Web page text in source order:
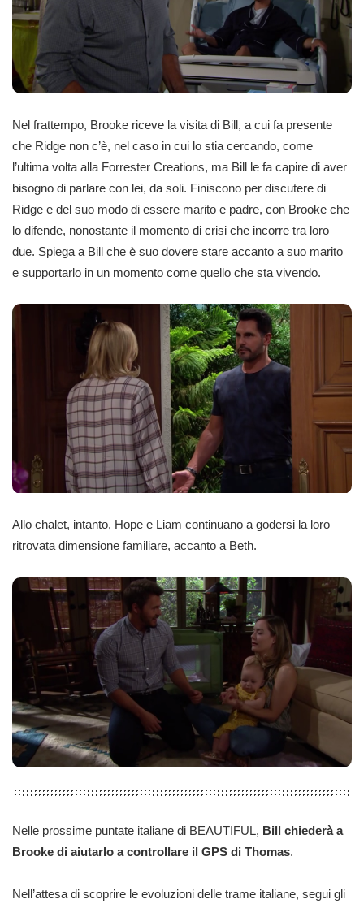
Nel frattempo, Brooke riceve la visita di Bill, a cui fa presente
che Ridge non c’è, nel caso in cui lo stia cercando, come
l’ultima volta alla Forrester Creations, ma Bill le fa capire di aver
bisogno di parlare con lei, da soli. Finiscono per discutere di
Ridge e del suo modo di essere marito e padre, con Brooke che
lo difende, nonostante il momento di crisi che incorre tra loro
due. Spiega a Bill che è suo dovere stare accanto a suo marito
e supportarlo in un momento come quello che sta vivendo.
Allo chalet, intanto, Hope e Liam continuano a godersi la loro
ritrovata dimensione familiare, accanto a Beth.
Nelle prossime puntate italiane di BEAUTIFUL, Bill chiederà a
Brooke di aiutarlo a controllare il GPS di Thomas.
Nell’attesa di scoprire le evoluzioni delle trame italiane, segui gli